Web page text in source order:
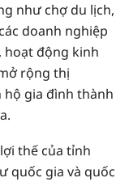
như chợ du lịch,
doanh nghiệp
hoạt động kinh
rộng thị
gia đình thành
thế của tỉnh
quốc gia và quốc